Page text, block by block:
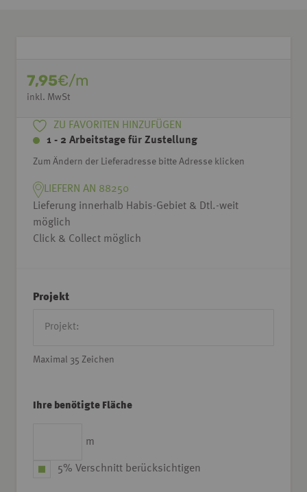
7,95€/m
inkl. MwSt
ZU FAVORITEN HINZUFÜGEN
1 - 2 Arbeitstage für Zustellung
Zum Ändern der Lieferadresse bitte Adresse klicken
LIEFERN AN 88250
Lieferung innerhalb Habis-Gebiet & Dtl.-weit
möglich
Click & Collect möglich
Projekt
Maximal 35 Zeichen
Ihre benötigte Fläche
m
5% Verschnitt berücksichtigen